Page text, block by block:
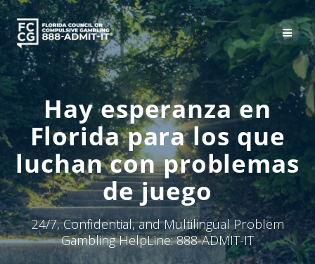
Skip
to
content
Hay esperanza en
Florida para los que
luchan con problemas
de juego
24/7, Confidential, and Multilingual Problem
Gambling HelpLine: 888-ADMIT-IT